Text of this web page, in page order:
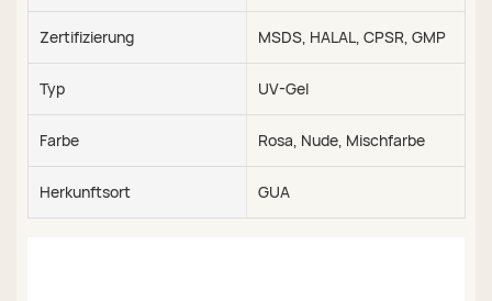
Zertifizierung MSDS, HALAL, CPSR, GMP
Typ UV-Gel
Farbe Rosa, Nude, Mischfarbe
Herkunftsort GUA